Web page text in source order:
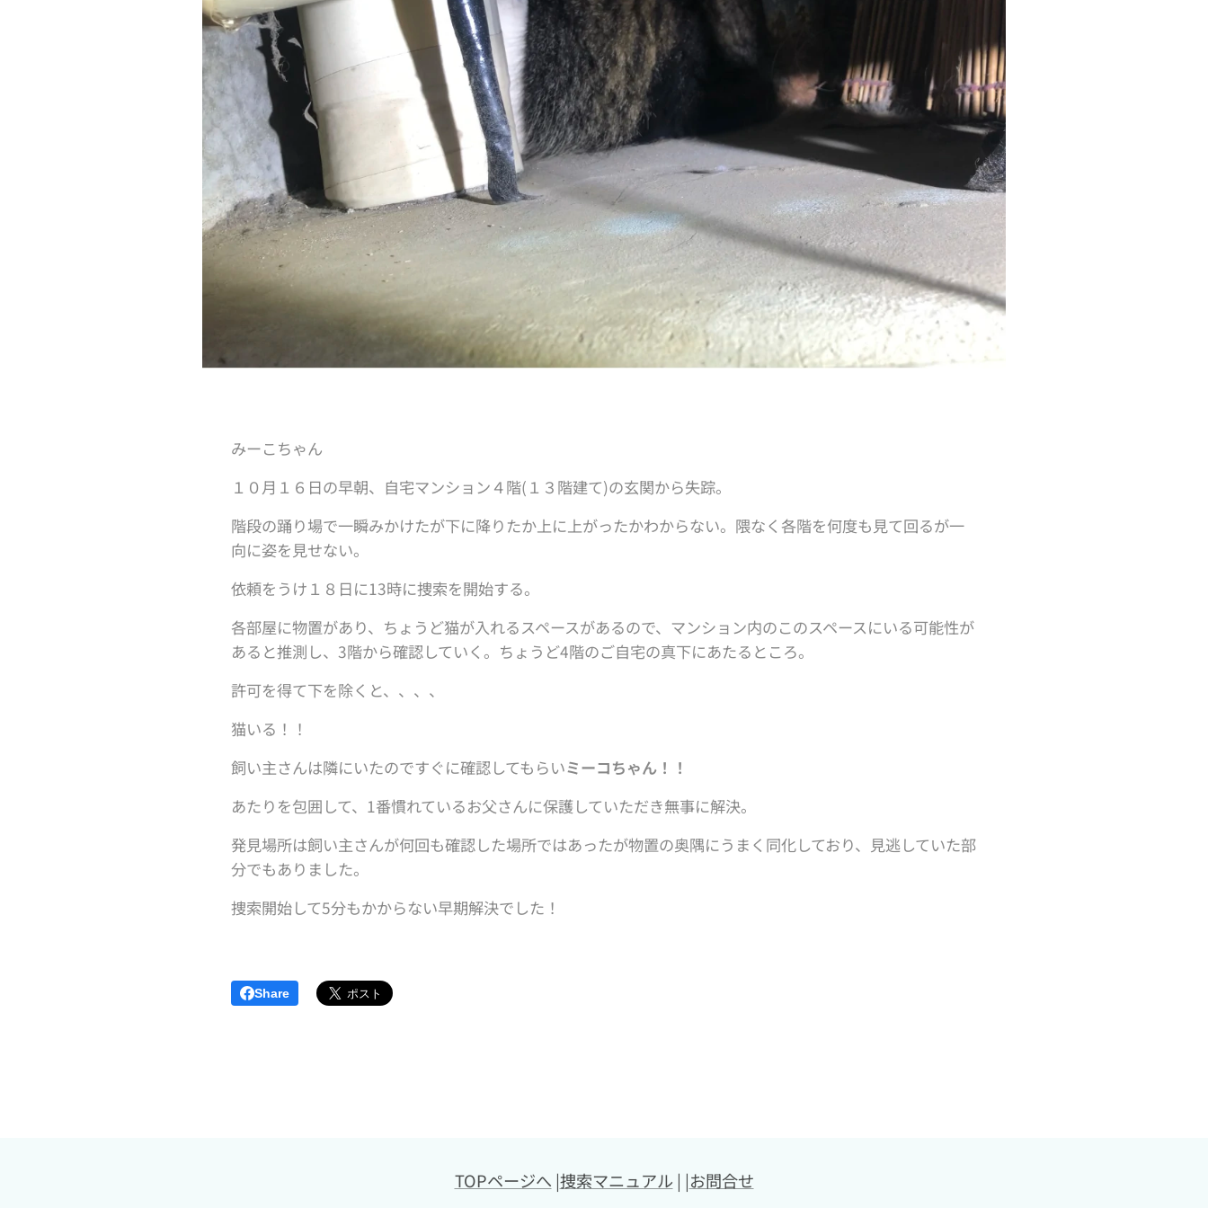
みーこちゃん
１０月１６日の早朝、自宅マンション４階(１３階建て)の玄関から失踪。
階段の踊り場で一瞬みかけたが下に降りたか上に上がったかわからない。隈なく各階を何度も見て回るが一
向に姿を見せない。
依頼をうけ１８日に13時に捜索を開始する。
各部屋に物置があり、ちょうど猫が入れるスペースがあるので、マンション内のこのスペースにいる可能性が
あると推測し、3階から確認していく。ちょうど4階のご自宅の真下にあたるところ。
許可を得て下を除くと、、、、
猫いる！！
飼い主さんは隣にいたのですぐに確認してもらいミーコちゃん！！
あたりを包囲して、1番慣れているお父さんに保護していただき無事に解決。
発見場所は飼い主さんが何回も確認した場所ではあったが物置の奥隅にうまく同化しており、見逃していた部
分でもありました。
捜索開始して5分もかからない早期解決でした！
Share
TOPページへ |捜索マニュアル | |お問合せ